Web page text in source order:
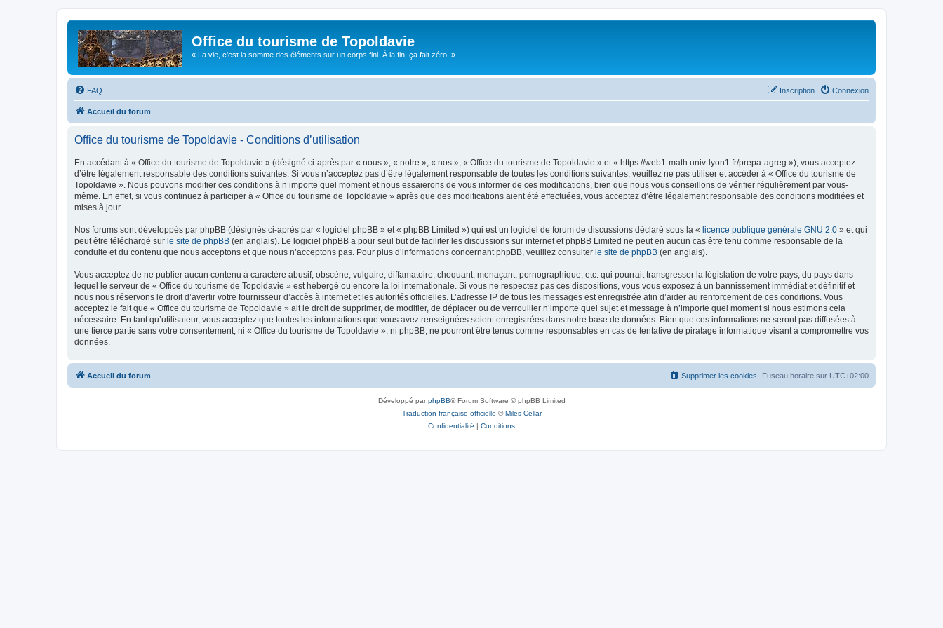
Office du tourisme de Topoldavie
« La vie, c'est la somme des éléments sur un corps fini. À la fin, ça fait zéro. »
FAQ Connexion
Inscription
Accueil du forum
Office du tourisme de Topoldavie - Conditions d’utilisation
En accédant à « Office du tourisme de Topoldavie » (désigné ci-après par « nous », « notre », « nos », « Office du tourisme de Topoldavie » et « https://web1-math.univ-lyon1.fr/prepa-agreg »), vous acceptez
d’être légalement responsable des conditions suivantes. Si vous n’acceptez pas d’être légalement responsable de toutes les conditions suivantes, veuillez ne pas utiliser et accéder à « Office du tourisme de
Topoldavie ». Nous pouvons modifier ces conditions à n’importe quel moment et nous essaierons de vous informer de ces modifications, bien que nous vous conseillons de vérifier régulièrement par vous-
même. En effet, si vous continuez à participer à « Office du tourisme de Topoldavie » après que des modifications aient été effectuées, vous acceptez d’être légalement responsable des conditions modifiées et
mises à jour.
Nos forums sont développés par phpBB (désignés ci-après par « logiciel phpBB » et « phpBB Limited ») qui est un logiciel de forum de discussions déclaré sous la « licence publique générale GNU 2.0 » et qui
peut être téléchargé sur le site de phpBB (en anglais). Le logiciel phpBB a pour seul but de faciliter les discussions sur internet et phpBB Limited ne peut en aucun cas être tenu comme responsable de la
conduite et du contenu que nous acceptons et que nous n’acceptons pas. Pour plus d’informations concernant phpBB, veuillez consulter le site de phpBB (en anglais).
Vous acceptez de ne publier aucun contenu à caractère abusif, obscène, vulgaire, diffamatoire, choquant, menaçant, pornographique, etc. qui pourrait transgresser la législation de votre pays, du pays dans
lequel le serveur de « Office du tourisme de Topoldavie » est hébergé ou encore la loi internationale. Si vous ne respectez pas ces dispositions, vous vous exposez à un bannissement immédiat et définitif et
nous nous réservons le droit d’avertir votre fournisseur d’accès à internet et les autorités officielles. L’adresse IP de tous les messages est enregistrée afin d’aider au renforcement de ces conditions. Vous
acceptez le fait que « Office du tourisme de Topoldavie » ait le droit de supprimer, de modifier, de déplacer ou de verrouiller n’importe quel sujet et message à n’importe quel moment si nous estimons cela
nécessaire. En tant qu’utilisateur, vous acceptez que toutes les informations que vous avez renseignées soient enregistrées dans notre base de données. Bien que ces informations ne seront pas diffusées à
une tierce partie sans votre consentement, ni « Office du tourisme de Topoldavie », ni phpBB, ne pourront être tenus comme responsables en cas de tentative de piratage informatique visant à compromettre vos
données.
Accueil du forum Fuseau horaire sur UTC+02:00
Supprimer les cookies
Développé parphpBB® Forum Software © phpBB Limited
Traduction française officielle ©Miles Cellar
Confidentialité | Conditions